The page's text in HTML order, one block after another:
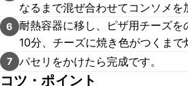
なるまで混ぜ合わせてコンソメを
6 耐熱容器に移し、ピザ用チーズ
10分、チーズに焼き色がつくまで
7 パセリをかけたら完成です。
コツ・ポイント